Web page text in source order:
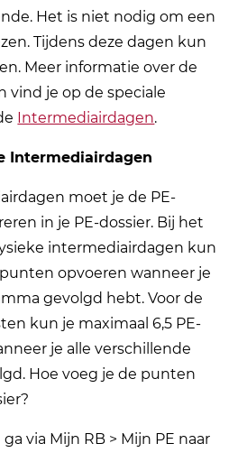
Het is niet nodig om een
Tijdens deze dagen kun
Meer informatie over de
vind je op de speciale
Intermediairdagen.
Intermediairdagen
moet je de PE-
in je PE-dossier. Bij het
intermediairdagen kun
opvoeren wanneer je
gevolgd hebt. Voor de
kun je maximaal 6,5 PE-
je alle verschillende
Hoe voeg je de punten
via Mijn RB > Mijn PE naar